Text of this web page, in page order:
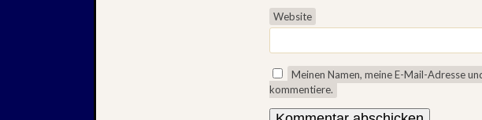
Website
Meinen Namen, meine E-Mail-Adresse
kommentiere.